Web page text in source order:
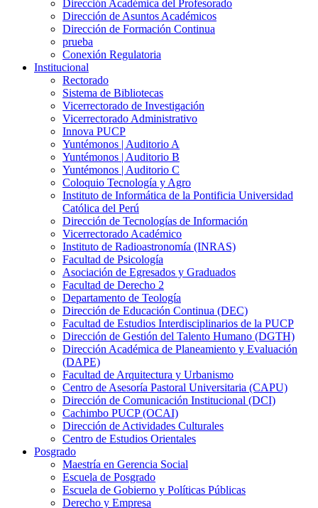
Dirección Académica del Profesorado
Dirección de Asuntos Académicos
Dirección de Formación Continua
prueba
Conexión Regulatoria
Institucional
Rectorado
Sistema de Bibliotecas
Vicerrectorado de Investigación
Vicerrectorado Administrativo
Innova PUCP
Yuntémonos | Auditorio A
Yuntémonos | Auditorio B
Yuntémonos | Auditorio C
Coloquio Tecnología y Agro
Instituto de Informática de la Pontificia Universidad
Católica del Perú
Dirección de Tecnologías de Información
Vicerrectorado Académico
Instituto de Radioastronomía (INRAS)
Facultad de Psicología
Asociación de Egresados y Graduados
Facultad de Derecho 2
Departamento de Teología
Dirección de Educación Continua (DEC)
Facultad de Estudios Interdisciplinarios de la PUCP
Dirección de Gestión del Talento Humano (DGTH)
Dirección Académica de Planeamiento y Evaluación
(DAPE)
Facultad de Arquitectura y Urbanismo
Centro de Asesoría Pastoral Universitaria (CAPU)
Dirección de Comunicación Institucional (DCI)
Cachimbo PUCP (OCAI)
Dirección de Actividades Culturales
Centro de Estudios Orientales
Posgrado
Maestría en Gerencia Social
Escuela de Posgrado
Escuela de Gobierno y Políticas Públicas
Derecho y Empresa